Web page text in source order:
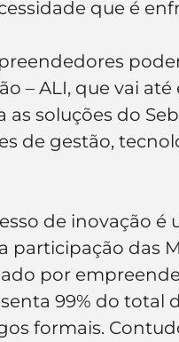
que é
– ALI, que vai
as soluções do
de gestão,
de inovação
participação das
por
99% do total
formais.